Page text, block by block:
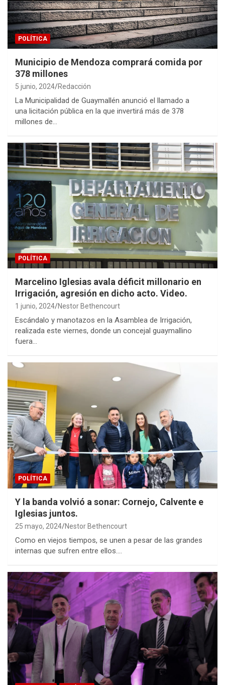
POLÍTICA
Municipio de Mendoza comprará comida por
378 millones
5 junio, 2024 Redacción
La Municipalidad de Guaymallén anunció el llamado a
una licitación pública en la que invertirá más de 378
millones de…
POLÍTICA
Marcelino Iglesias avala déficit millonario en
Irrigación, agresión en dicho acto. Video.
1 junio, 2024 Nestor Bethencourt
Escándalo y manotazos en la Asamblea de Irrigación,
realizada este viernes, donde un concejal guaymallino
fuera…
POLÍTICA
Y la banda volvió a sonar: Cornejo, Calvente e
Iglesias juntos.
25 mayo, 2024 Nestor Bethencourt
Como en viejos tiempos, se unen a pesar de las grandes
internas que sufren entre ellos.…